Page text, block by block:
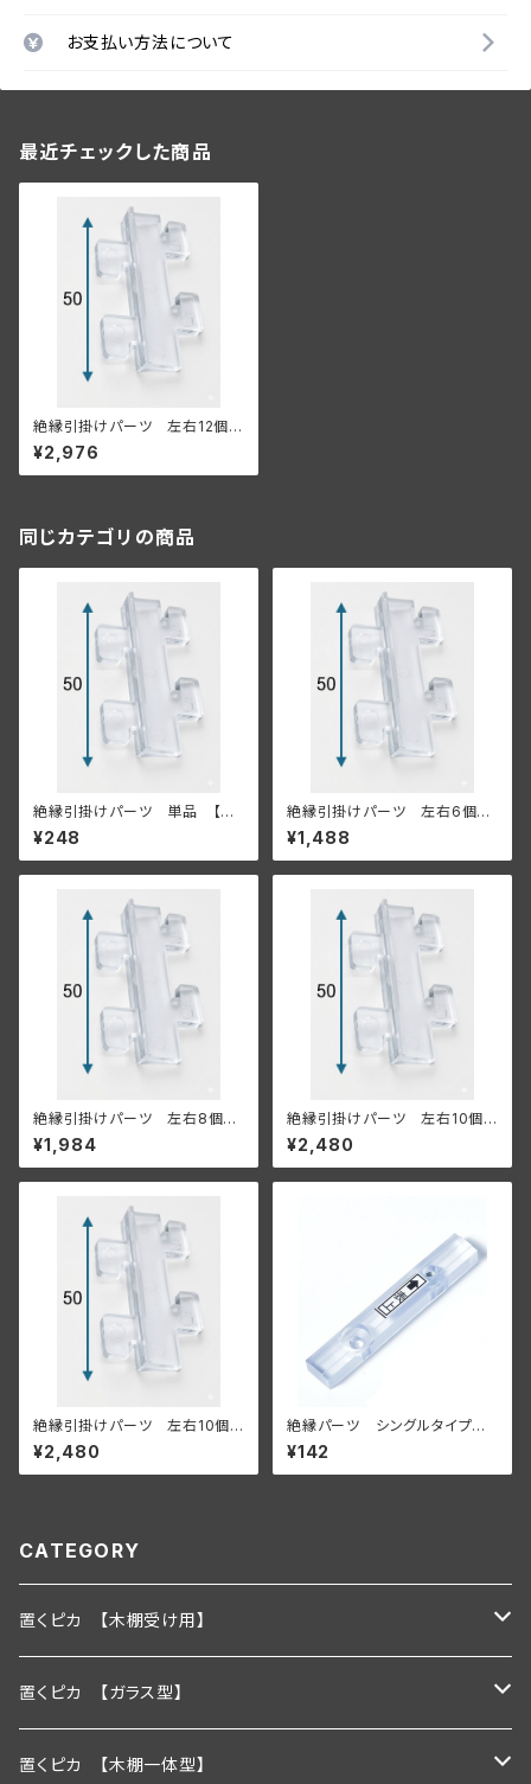
お支払い方法について
最近チェックした商品
絶縁引掛けパーツ 左右12個セ
ット 【既存の棚柱、もしくは金
属什器に付ける場合】
¥2,976
同じカテゴリの商品
絶縁引掛けパーツ 単品 【既
存の棚柱、もしくは金属什器に
付ける場合】
¥248
絶縁引掛けパーツ 左右6個セ
ット 【既存の棚柱、もしくは金
属什器に付ける場合】
¥1,488
絶縁引掛けパーツ 左右8個セ
ット 【既存の棚柱、もしくは金
属什器に付ける場合】
¥1,984
絶縁引掛けパーツ 左右10個セ
ット 【既存の棚柱、もしくは金
属什器に付ける場合】
¥2,480
絶縁引掛けパーツ 左右10個セ
ット 【既存の棚柱、もしくは金
属什器に付ける場合】
¥2,480
絶縁パーツ シングルタイプ
単品【壁面に付ける場合】
¥142
CATEGORY
置くピカ 【木棚受け用】
600ｍｍ
900ｍｍ
置くピカ 【ガラス型】
600ｍｍ
置くピカ 【木棚一体型】